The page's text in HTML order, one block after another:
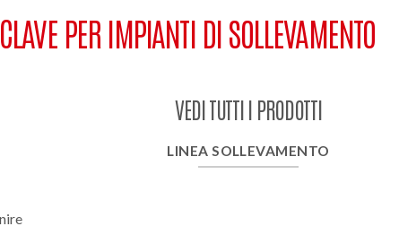
PER IMPIANTI DI SOLLEVAMENTO
VEDI TUTTI I PRODOTTI
LINEA SOLLEVAMENTO